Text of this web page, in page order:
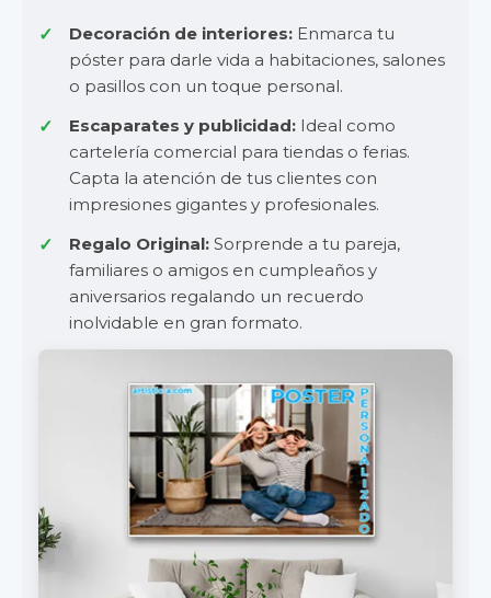
Decoración de interiores: Enmarca tu
póster para darle vida a habitaciones, salones
o pasillos con un toque personal.
Escaparates y publicidad: Ideal como
cartelería comercial para tiendas o ferias.
Capta la atención de tus clientes con
impresiones gigantes y profesionales.
Regalo Original: Sorprende a tu pareja,
familiares o amigos en cumpleaños y
aniversarios regalando un recuerdo
inolvidable en gran formato.